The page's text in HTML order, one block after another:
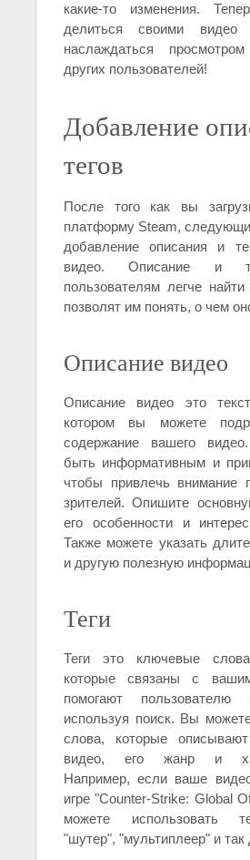
какие-то изменения.
делиться своими
наслаждаться
других пользователей!
Добавление
тегов
После того как вы
платформу Steam,
добавление описания и
видео. Описание и
пользователям легче
позволят им понять, о чем
Описание видео
Описание видео это
котором вы можете
содержание вашего
быть информативным и
чтобы привлечь внимание
зрителей. Опишите
его особенности и
Также можете указать
и другую полезную
Теги
Теги это ключевые
которые связаны с
помогают пользователю
используя поиск. Вы
слова, которые
видео, его жанр и
Например, если ваше
игре "Counter-Strike: Global
можете использовать
"шутер", "мультиплеер" и так